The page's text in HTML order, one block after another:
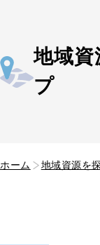
地域資
プ
ホーム 地域資源を